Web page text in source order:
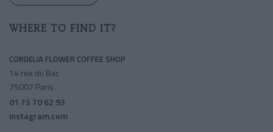
WHERE TO FIND IT?
CORDELIA FLOWER COFFEE SHOP
14 rue du Bac
75007 Paris
01 73 70 62 93
instagram.com